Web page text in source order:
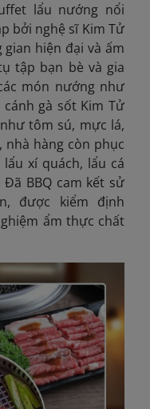
lẩu nướng nổi
bởi nghệ sĩ Kim Tử
hiện đại và ấm
tập bạn bè và gia
món nướng như
gà sốt Kim Tử
tôm sú, mực lá,
nhà hàng còn phục
xí quách, lẩu cá
BBQ cam kết sử
được kiểm định
ẩm thực chất